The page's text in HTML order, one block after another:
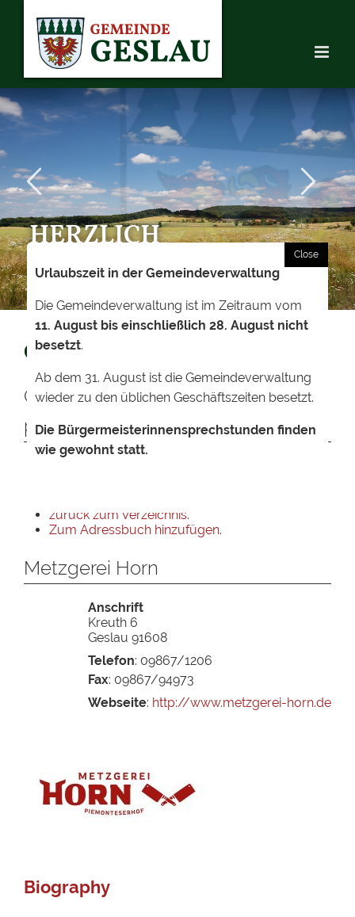
content
HERZLICH
WILLKOMMEN
GEWERBEVERZEICHNIS
Ortsansässige Unternehmen
präsentieren sich
zurück zum Verzeichnis.
Zum Adressbuch hinzufügen.
Metzgerei Horn
Anschrift
Kreuth 6
Geslau 91608
Telefon: 09867/1206
Fax: 09867/94973
Webseite: http://www.metzgerei-horn.de
Biography
Urlaubszeit in der Gemeindeverwaltung
Die Gemeindeverwaltung ist im Zeitraum vom
11. August bis einschließlich 28. August nicht
besetzt.
Ab dem 31. August ist die Gemeindeverwaltung
wieder zu den üblichen Geschäftszeiten besetzt.
Die Bürgermeisterinnensprechstunden finden
wie gewohnt statt.